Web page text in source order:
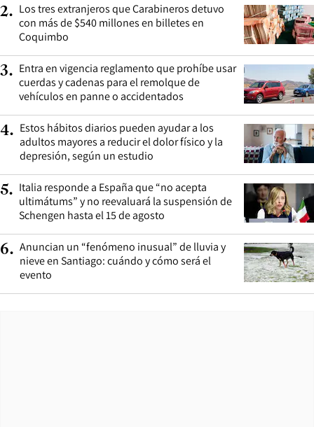
2. Los tres extranjeros que Carabineros detuvo
con más de $540 millones en billetes en
Coquimbo
3. Entra en vigencia reglamento que prohíbe usar
cuerdas y cadenas para el remolque de
vehículos en panne o accidentados
4. Estos hábitos diarios pueden ayudar a los
adultos mayores a reducir el dolor físico y la
depresión, según un estudio
5. Italia responde a España que “no acepta
ultimátums” y no reevaluará la suspensión de
Schengen hasta el 15 de agosto
6. Anuncian un “fenómeno inusual” de lluvia y
nieve en Santiago: cuándo y cómo será el
evento